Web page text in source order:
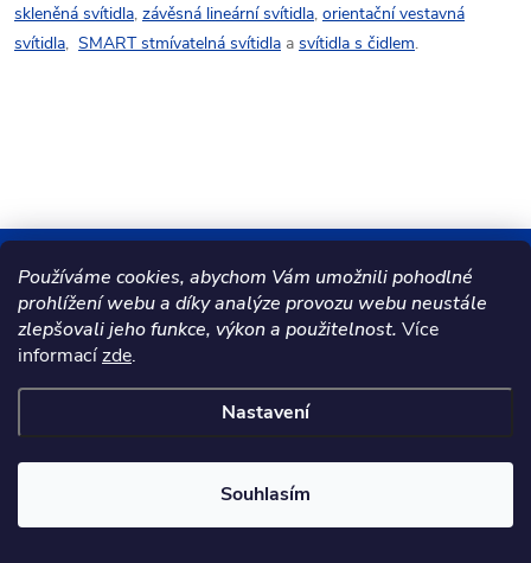
Používáme cookies, abychom Vám umožnili pohodlné
prohlížení webu a díky analýze provozu webu neustále
zlepšovali jeho funkce, výkon a použitelnost. Více
informacízde.
Nastavení
Souhlasím
skleněná svítidla, závěsná lineární svítidla, orientační vestavná
svítidla, SMART stmívatelná svítidla a svítidla s čidlem.
Z
á
p
Mějte přehled o novinkách
a slevách
E-mail
Vložením e-mailu souhlasíte s
ODEBÍRAT